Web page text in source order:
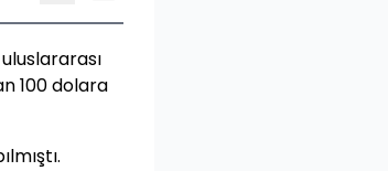
100 dolara